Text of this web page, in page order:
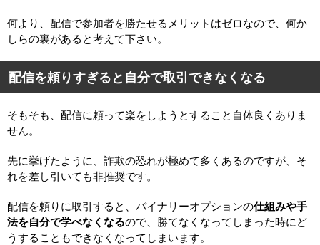
何より、配信で参加者を勝たせるメリットはゼロなので、何か
しらの裏があると考えて下さい。
配信を頼りすぎると自分で取引できなくなる
そもそも、配信に頼って楽をしようとすること自体良くありま
せん。
先に挙げたように、詐欺の恐れが極めて多くあるのですが、そ
れを差し引いても非推奨です。
配信を頼りに取引すると、バイナリーオプションの仕組みや手
法を自分で学べなくなるので、勝てなくなってしまった時にど
うすることもできなくなってしまいます。